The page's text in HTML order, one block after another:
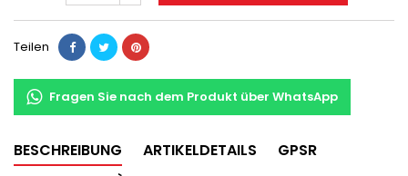
Teilen
Fragen Sie nach dem Produkt über WhatsApp
BESCHREIBUNG ARTIKELDETAILS
GPSR